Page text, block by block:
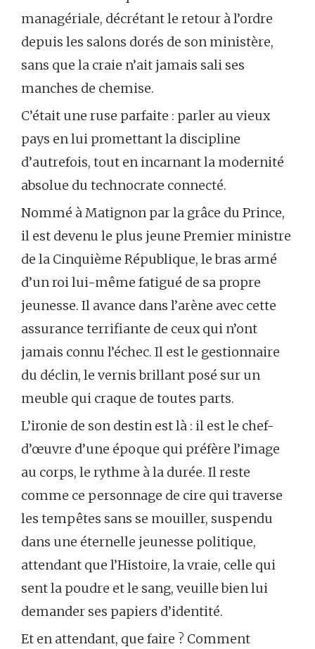
managériale, décrétant le retour à l’ordre
depuis les salons dorés de son ministère,
sans que la craie n’ait jamais sali ses
manches de chemise.
C’était une ruse parfaite : parler au vieux
pays en lui promettant la discipline
d’autrefois, tout en incarnant la modernité
absolue du technocrate connecté.
Nommé à Matignon par la grâce du Prince,
il est devenu le plus jeune Premier ministre
de la Cinquième République, le bras armé
d’un roi lui-même fatigué de sa propre
jeunesse. Il avance dans l’arène avec cette
assurance terrifiante de ceux qui n’ont
jamais connu l’échec. Il est le gestionnaire
du déclin, le vernis brillant posé sur un
meuble qui craque de toutes parts.
L’ironie de son destin est là : il est le chef-
d’œuvre d’une époque qui préfère l’image
au corps, le rythme à la durée. Il reste
comme ce personnage de cire qui traverse
les tempêtes sans se mouiller, suspendu
dans une éternelle jeunesse politique,
attendant que l’Histoire, la vraie, celle qui
sent la poudre et le sang, veuille bien lui
demander ses papiers d’identité.
Et en attendant, que faire ? Comment